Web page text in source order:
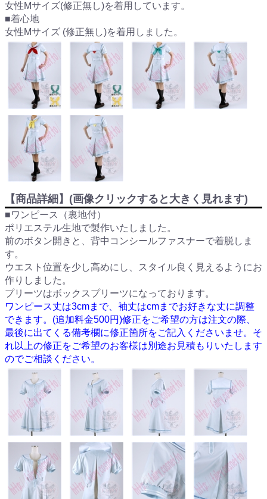
女性Mサイズ(修正無し)を着用しています。
■着心地
女性Mサイズ (修正無し)を着用しました。
【商品詳細】(画像クリックすると大きく見れます)
■ワンピース（裏地付）
ポリエステル生地で製作いたしました。
前のボタン開きと、背中コンシールファスナーで着脱しま
す。
ウエスト位置を少し高めにし、スタイル良く見えるようにお
作りしました。
プリーツはボックスプリーツになっております。
ワンピース丈は3cmまで、袖丈はcmまでお好きな丈に調整
できます。(追加料金500円)修正をご希望の方は注文の際、
最後に出てくる備考欄に修正箇所をご記入くださいませ。そ
れ以上の修正をご希望のお客様は別途お見積もりいたします
のでご相談ください。